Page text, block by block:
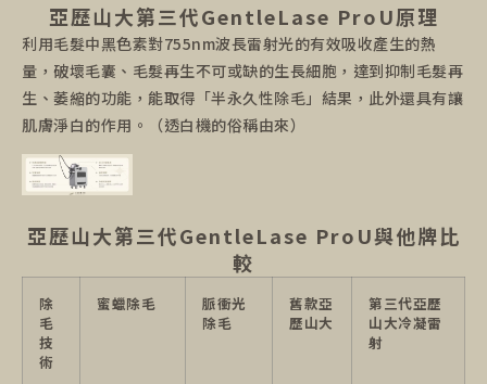
亞歷山大第三代GentleLase ProU原理
利用毛髮中黑色素對755nm波長雷射光的有效吸收產生的熱
量，破壞毛囊、毛髮再生不可或缺的生長細胞，達到抑制毛髮再
生、萎縮的功能，能取得「半永久性除毛」結果，此外還具有讓
肌膚淨白的作用。（透白機的俗稱由來）
亞歷山大第三代GentleLase ProU與他牌比
較
除
毛
技
術
蜜蠟除毛
脈衝光
除毛
舊款亞
歷山大
第三代亞歷
山大冷凝雷
射